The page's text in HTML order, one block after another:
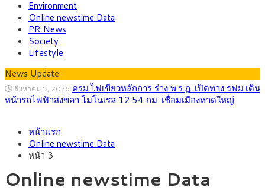
Environment
Online newstime Data
PR News
Society
Lifestyle
News Update
สิงหาคม 5, 2026 ครม.ไฟเขียวหลักการ ร่าง พ.ร.ฎ. เปิดทาง รฟม.เดิน
หน้ารถไฟฟ้าสงขลา โมโนเรล 12.54 กม. เชื่อมเมืองหาดใหญ่
รายหัวเพียง 2,618 บาท เสนอทบทวนจัดสรรงบให้สอดคล้องภาระ
งานจริง
สิงหาคม 3, 2026
หน้าแรก
Online newstime Data
หน้า 3
Online newstime Data